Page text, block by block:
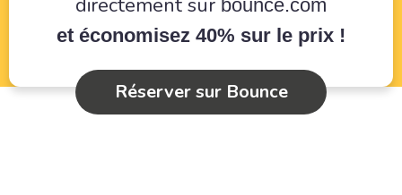
directement sur bounce.com
et économisez 40% sur le prix !
Réserver sur Bounce